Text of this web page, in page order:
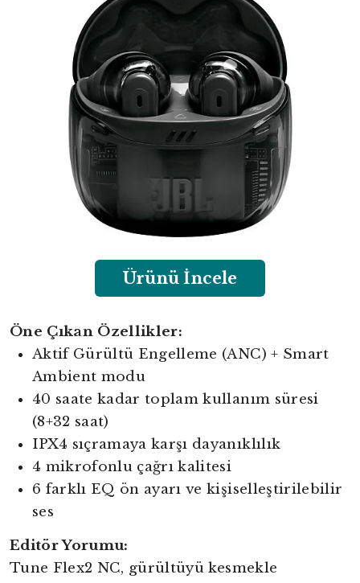
Ürünü İncele
Öne Çıkan Özellikler:
Aktif Gürültü Engelleme (ANC) + Smart
Ambient modu
40 saate kadar toplam kullanım süresi
(8+32 saat)
IPX4 sıçramaya karşı dayanıklılık
4 mikrofonlu çağrı kalitesi
6 farklı EQ ön ayarı ve kişiselleştirilebilir
ses
Editör Yorumu:
Tune Flex2 NC, gürültüyü kesmekle